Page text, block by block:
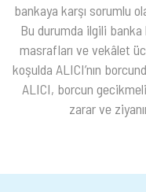
bankaya karşı sorumlu
Bu durumda ilgili
masrafları ve vekâlet
koşulda ALICI’nın
ALICI, borcun gecikmeli
zarar ve